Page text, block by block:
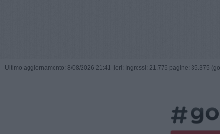
Ultimo aggiornamento: 8/08/2026 21:41 | ieri: Ingressi: 21.776 pagine: 35.375